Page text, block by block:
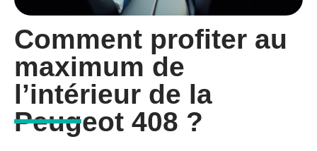
Comment profiter au
maximum de
l’intérieur de la
Peugeot 408 ?